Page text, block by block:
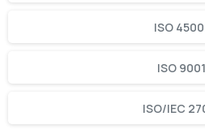
ISO
ISO 9001
ISO/IEC